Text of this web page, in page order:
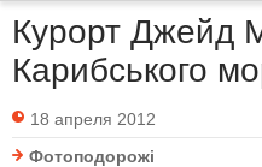
Курорт Джейд
Карибського
18 апреля 2012
Фотоподорожі